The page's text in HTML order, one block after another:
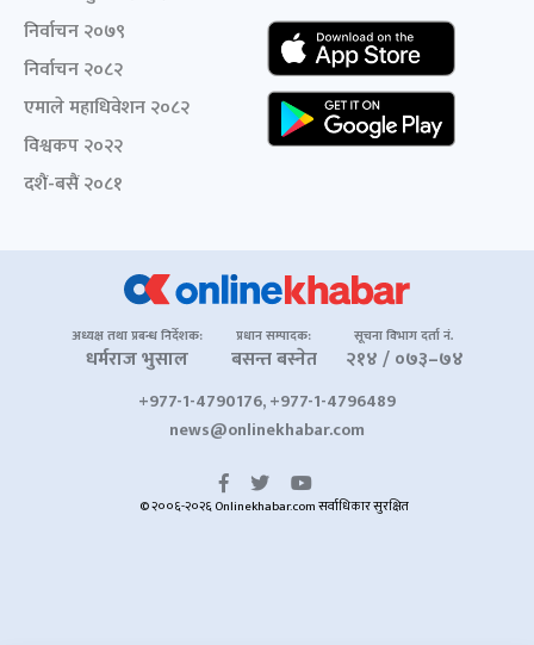
निर्वाचन २०७९
निर्वाचन २०८२
एमाले महाधिवेशन २०८२
विश्वकप २०२२
दशैं-बसैं २०८१
अध्यक्ष तथा प्रबन्ध निर्देशक:
धर्मराज भुसाल
प्रधान सम्पादक:
बसन्त बस्नेत
सूचना विभाग दर्ता नं.
२१४ / ०७३–७४
+977-1-4790176, +977-1-4796489
news@onlinekhabar.com
© २००६-२०२६ Onlinekhabar.com सर्वाधिकार सुरक्षित